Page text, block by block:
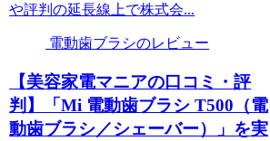
や評判の延長線上で株式会...
電動歯ブラシのレビュー
【美容家電マニアの口コミ・評
判】「Mi 電動歯ブラシ T500（電
動歯ブラシ／シェーバー）」を実